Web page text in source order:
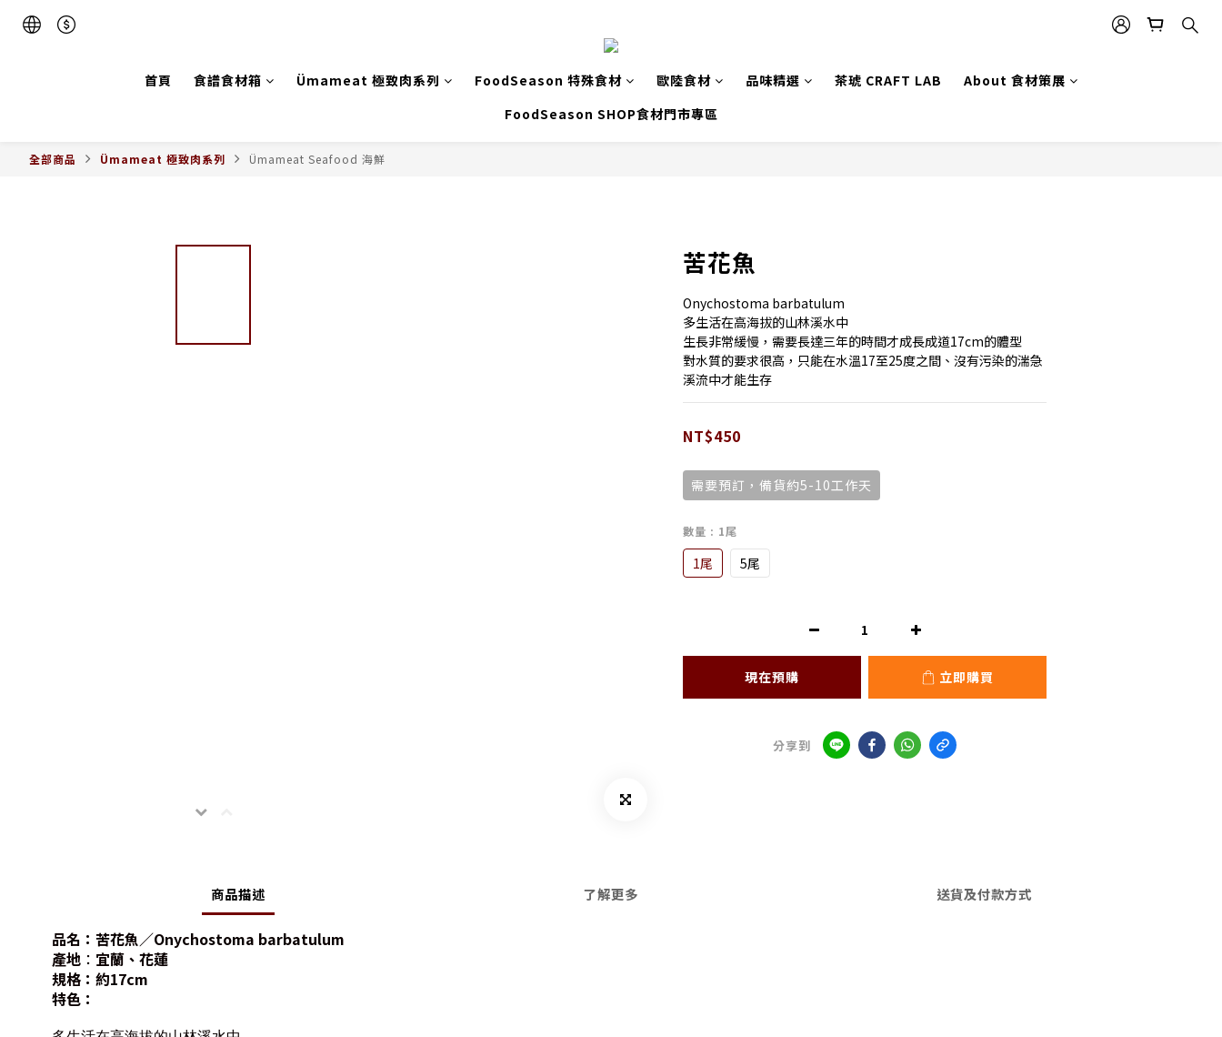
首頁 食譜食材箱 Ümameat 極致肉系列 FoodSeason 特殊食材 歐陸食材 品味精選 茶琥 CRAFT LAB
About 食材策展
FoodSeason SHOP食材門市專區
全部商品 Ümameat 極致肉系列 Ümameat Seafood 海鮮
苦花魚
Onychostoma barbatulum
多生活在高海拔的山林溪水中
生長非常緩慢，需要長達三年的時間才成長成道17cm的體型
對水質的要求很高，只能在水溫17至25度之間、沒有污染的湍急
溪流中才能生存
NT$450
需要預訂，備貨約5-10工作天
數量 : 1尾
1尾 5尾
現在預購 立即購買
分享到
商品描述 了解更多 送貨及付款方式
品名： 苦花魚／Onychostoma barbatulum
產地 ： 宜蘭、花蓮
規格 ：約17cm
特色 ：